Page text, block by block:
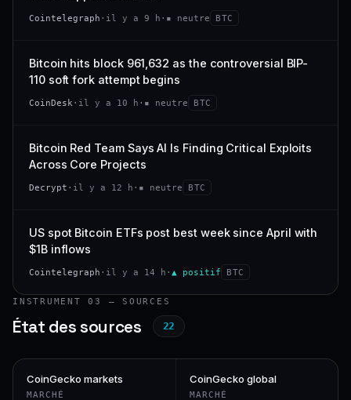
CONFIANCE
Cointelegraph · il y a 9 h · ▪ neutre BTC
Bitcoin hits block 961,632 as the controversial BIP-
110 soft fork attempt begins
CoinDesk · il y a 10 h · ▪ neutre BTC
Bitcoin Red Team Says AI Is Finding Critical Exploits
Across Core Projects
Decrypt · il y a 12 h · ▪ neutre BTC
US spot Bitcoin ETFs post best week since April with
$1B inflows
Cointelegraph · il y a 14 h · ▲ positif BTC
INSTRUMENT 03 — SOURCES
État des sources 22
CoinGecko markets
MARCHÉ
CoinGecko global
MARCHÉ